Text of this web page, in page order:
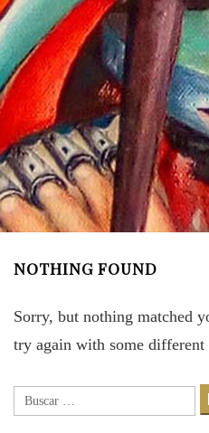
NOTHING FOUND
Sorry, but nothing matched
try again with some different
Buscar: